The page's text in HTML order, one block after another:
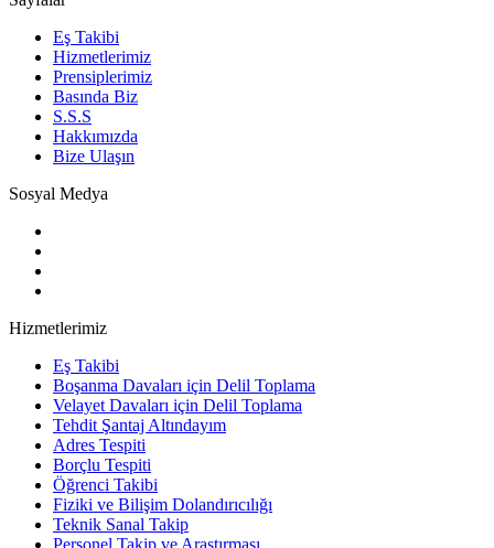
Eş Takibi
Hizmetlerimiz
Prensiplerimiz
Basında Biz
S.S.S
Hakkımızda
Bize Ulaşın
Sosyal Medya
Hizmetlerimiz
Eş Takibi
Boşanma Davaları için Delil Toplama
Velayet Davaları için Delil Toplama
Tehdit Şantaj Altındayım
Adres Tespiti
Borçlu Tespiti
Öğrenci Takibi
Fiziki ve Bilişim Dolandırıcılığı
Teknik Sanal Takip
Personel Takip ve Araştırması